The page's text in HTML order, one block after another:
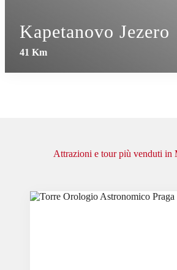
Kapetanovo Jezero
41 Km
Attrazioni e tour più venduti in